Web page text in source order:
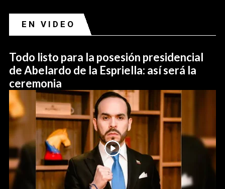
EN VIDEO
Todo listo para la posesión presidencial
de Abelardo de la Espriella: así será la
ceremonia